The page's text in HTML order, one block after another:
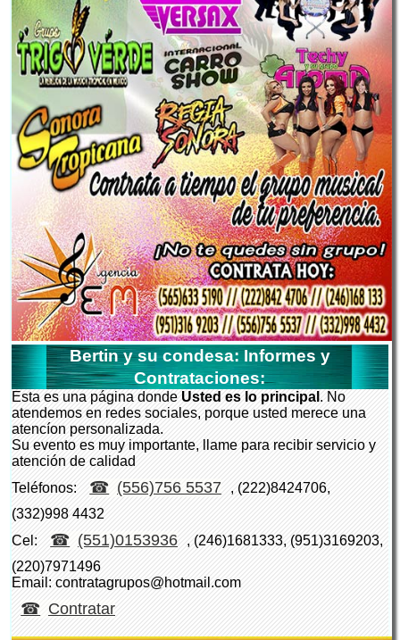
Bertin y su condesa: Informes y
Contrataciones:
Esta es una página dondeUsted es lo principal . No
atendemos en redes sociales, porque usted merece una
atencíon personalizada.
Su evento es muy importante, llame para recibir servicio y
atención de calidad
Teléfonos:
(556)756 5537
, (222)8424706,
(332)998 4432
Cel:
(551)0153936
, (246)1681333, (951)3169203,
(220)7971496
Email: contratagrupos@hotmail.com
Contratar